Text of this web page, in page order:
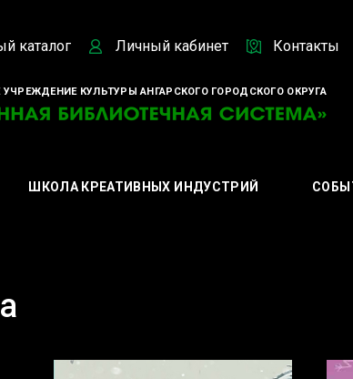
КУЛЬТУРЫ АНГАРСКОГО ГОРОДСКОГО ОКРУГА
каталог Личный кабинет Контакты
ШКОЛА КРЕАТИВНЫХ ИНДУСТРИЙ